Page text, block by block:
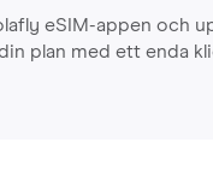
eSIM-appen och
plan med ett enda